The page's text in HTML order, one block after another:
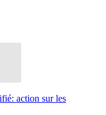
action sur les